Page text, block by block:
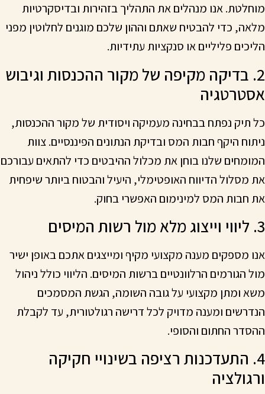
מוחלטת. אנו מנהלים את התהליך בזהירות ובדיסקרטיות
מלאה, כדי להבטיח שאתם וההון שלכם מוגנים לחלוטין מפני
הליכים פליליים או סנקציות עתידיות.
2. בדיקה מקיפה של מקור ההכנסות וגיבוש
אסטרטגיה
כל תיק נפתח בבחינה מעמיקה ויסודית של מקור ההכנסות,
ניתוח היקף חבות המס ובדיקת הנתונים הפיננסיים. צוות
המומחים שלנו בוחן את מכלול ההיבטים כדי להתאים עבורכם
את מסלול הדיווח האופטימלי, היעיל והבטוח ביותר שיפחית
את חבות המס למינימום האפשרי בחוק.
3. ליווי וייצוג מלא מול רשות המיסים
אנו מספקים מענה מקצועי מקיף ומייצגים אתכם באופן ישיר
מול הגורמים הרלוונטיים ברשות המיסים. הליווי כולל ניהול
משא ומתן מקצועי על גובה השומה, הגשת המסמכים
הנדרשים ומענה מדויק לכל דרישה רגולטורית, עד לקבלת
ההסדר החתום והסופי.
4. התעדכנות רציפה בשינויי חקיקה
ורגולציה